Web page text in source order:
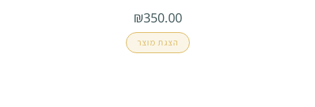
₪350.00
הצגת מוצר